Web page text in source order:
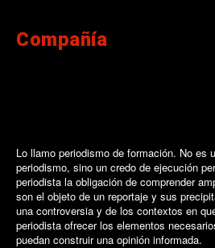
Compañía
Lo llamo periodismo de formación. No es
periodismo, sino un credo de ejecución
periodista la obligación de comprender
son el objeto de un reportaje y sus
una controversia y de los contextos en
periodista ofrecer los elementos
puedan construir una opinión informada.